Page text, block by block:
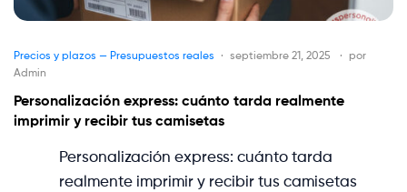
Precios y plazos — Presupuestos reales septiembre 21, 2025
por
Admin
Personalización express: cuánto tarda realmente
imprimir y recibir tus camisetas
Personalización express: cuánto tarda
realmente imprimir y recibir tus camisetas